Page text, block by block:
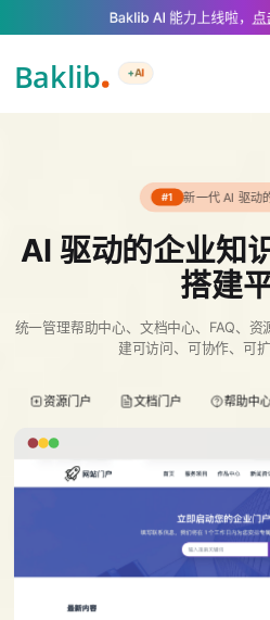
A Markdown version of this page is
Baklib AI 能力上线啦， 点
+AI
#1 新一代 AI 驱动
AI 驱动的企业知
搭建
统一管理帮助中心、文档中心、FAQ、
建可访问、可协作、可
资源门户 文档门户 帮助中